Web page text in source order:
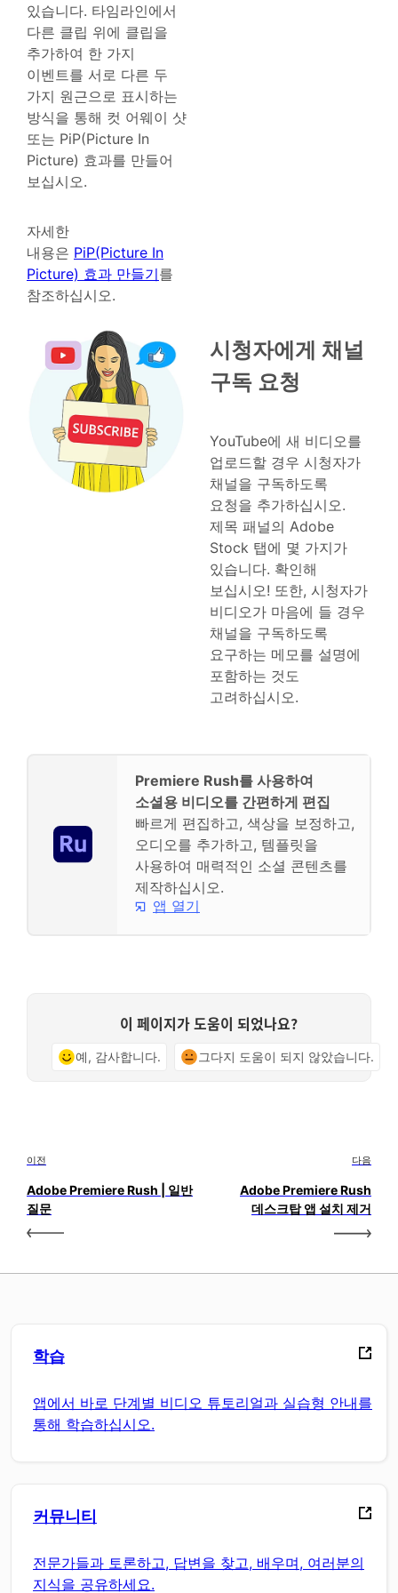
있습니다. 타임라인에서
다른 클립 위에 클립을
추가하여 한 가지
이벤트를 서로 다른 두
가지 원근으로 표시하는
방식을 통해 컷 어웨이 샷
또는 PiP(Picture In
Picture) 효과를 만들어
보십시오.
자세한
내용은 PiP(Picture In
Picture) 효과 만들기를
참조하십시오.
시청자에게 채널
구독 요청
YouTube에 새 비디오를
업로드할 경우 시청자가
채널을 구독하도록
요청을 추가하십시오.
제목 패널의 Adobe
Stock 탭에 몇 가지가
있습니다. 확인해
보십시오! 또한, 시청자가
비디오가 마음에 들 경우
채널을 구독하도록
요구하는 메모를 설명에
포함하는 것도
고려하십시오.
Premiere Rush를 사용하여
소셜용 비디오를 간편하게 편집
빠르게 편집하고, 색상을 보정하고,
오디오를 추가하고, 템플릿을
사용하여 매력적인 소셜 콘텐츠를
제작하십시오.
앱 열기
이 페이지가 도움이 되었나요?
예, 감사합니다. 그다지 도움이 되지 않았습니다.
이전
Adobe Premiere Rush | 일반
질문
다음
Adobe Premiere Rush
데스크탑 앱 설치 제거
학습
앱에서 바로 단계별 비디오 튜토리얼과 실습형 안내를
통해 학습하십시오.
커뮤니티
전문가들과 토론하고, 답변을 찾고, 배우며, 여러분의
지식을 공유하세요.